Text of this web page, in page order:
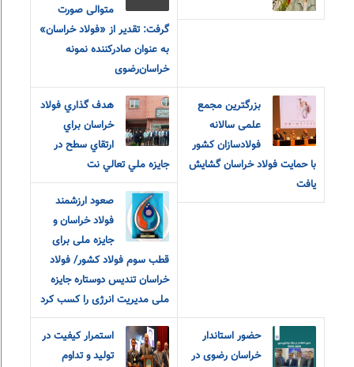
متوالی صورت
گرفت: تقدیر از «فولاد خراسان»
به عنوان صادرکننده نمونه
خراسان‌رضوی
بزرگترین مجمع
علمی سالانه
فولادسازان کشور
با حمایت فولاد خراسان گشایش
یافت
هدف گذاري فولاد
خراسان براي
جايزه ملي تعالي نت
صعود ارزشمند
فولاد خراسان و
جایزه ملی برای
قطب سوم فولاد کشور/ فولاد
خراسان تندیس دوستاره جایزه
ملی مدیریت انرژی را کسب کرد
حضور استاندار
خراسان رضوی در
استمرار کیفیت در
تولید و تداوم